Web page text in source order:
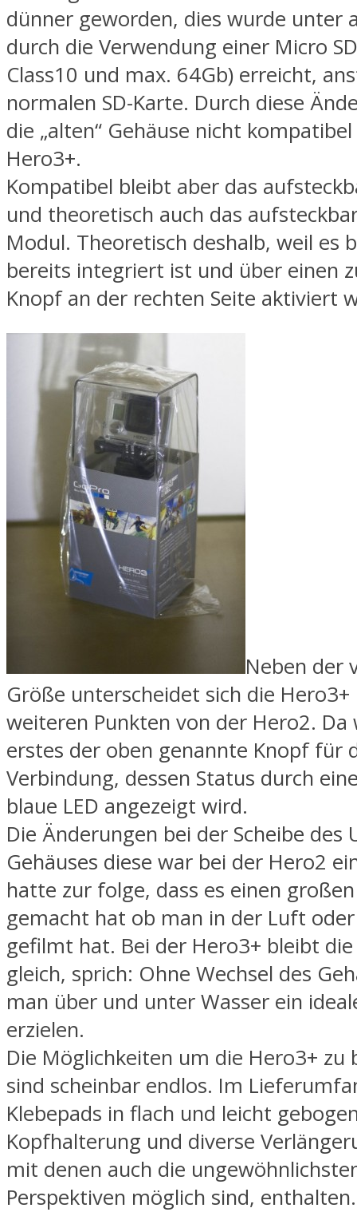
dünner geworden, dies wurde unter
durch die Verwendung einer Micro
Class10 und max. 64Gb) erreicht,
normalen SD-Karte. Durch diese
die „alten“ Gehäuse nicht
Hero3+.
Kompatibel bleibt aber das
und theoretisch auch das
Modul. Theoretisch deshalb, weil es
bereits integriert ist und über einen
Knopf an der rechten Seite aktiviert
Neben der
Größe unterscheidet sich die Hero3+
weiteren Punkten von der Hero2. Da
erstes der oben genannte Knopf für
Verbindung, dessen Status durch
blaue LED angezeigt wird.
Die Änderungen bei der Scheibe des
Gehäuses diese war bei der Hero2
hatte zur folge, dass es einen
gemacht hat ob man in der Luft
gefilmt hat. Bei der Hero3+ bleibt
gleich, sprich: Ohne Wechsel des
man über und unter Wasser ein
erzielen.
Die Möglichkeiten um die Hero3+ zu
sind scheinbar endlos. Im
Klebepads in flach und leicht
Kopfhalterung und diverse
mit denen auch die
Perspektiven möglich sind, enthalten.